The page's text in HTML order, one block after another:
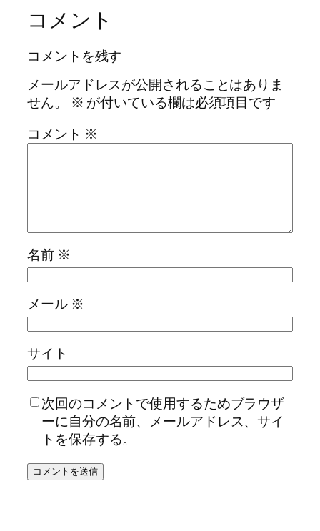
コメント
コメントを残す
メールアドレスが公開されることはありま
せん。
※ が付いている欄は必須項目です
コメント ※
名前 ※
メール ※
サイト
次回のコメントで使用するためブラウザ
ーに自分の名前、メールアドレス、サイ
トを保存する。